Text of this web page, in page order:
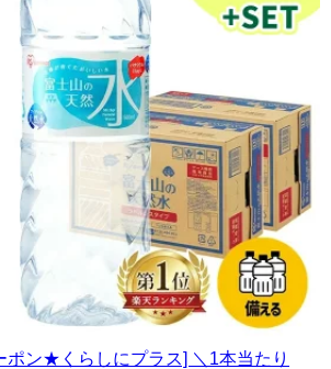
ポン★くらしにプラス] ＼1本当たり